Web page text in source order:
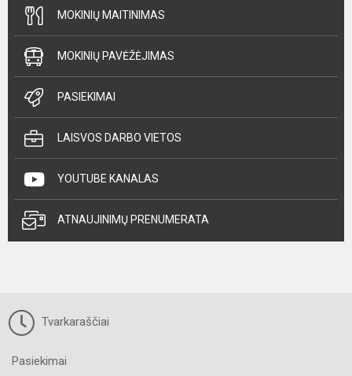
MOKINIŲ MAITINIMAS
MOKINIŲ PAVĖŽĖJIMAS
PASIEKIMAI
LAISVOS DARBO VIETOS
YOUTUBE KANALAS
ATNAUJINIMŲ PRENUMERATA
Tvarkaraščiai
Pasiekimai